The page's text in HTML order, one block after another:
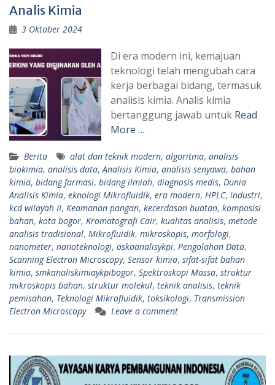
Analis Kimia
3 Oktober 2024
Di era modern ini, kemajuan
teknologi telah mengubah cara
kerja berbagai bidang, termasuk
analisis kimia. Analis kimia
bertanggung jawab untuk Read
More …
Berita alat dan teknik modern, algoritma, analisis
biokimia, analisis data, Analisis Kimia, analisis senyawa, bahan
kimia, bidang farmasi, bidang ilmiah, diagnosis medis, Dunia
Analisis Kimia, eknologi Mikrofluidik, era modern, HPLC, industri,
kcd wilayah II, Keamanan pangan, kecerdasan buatan, komposisi
bahan, kota bogor, Kromatografi Cair, kualitas analisis, metode
analisis tradisional, Mikrofluidik, mikroskopis, morfologi,
nanometer, nanoteknologi, oskaanalisykpi, Pengolahan Data,
Scanning Electron Microscopy, Sensor kimia, sifat-sifat bahan
kimia, smkanaliskimiaykpibogor, Spektroskopi Massa, struktur
mikroskopis bahan, struktur molekul, teknik analisis, teknik
pemisahan, Teknologi Mikrofluidik, toksikologi, Transmission
Electron Microscopy
Leave a comment